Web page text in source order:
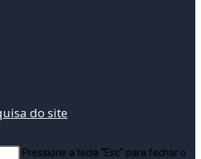
do site
Pressione a tecla “Esc” para fechar o